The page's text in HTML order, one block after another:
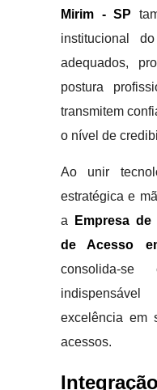
Mirim - SP
institucional
adequados,
postura
transmitem
o nível de
Ao unir
estratégica e
a
Empresa
de Acesso
consolida-
excelência em
acessos.